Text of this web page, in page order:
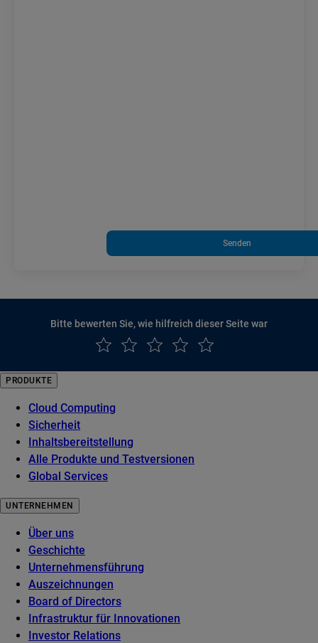
Senden
Bitte bewerten Sie, wie hilfreich dieser Seite war
PRODUKTE
Cloud Computing
Sicherheit
Inhaltsbereitstellung
Alle Produkte und Testversionen
Global Services
UNTERNEHMEN
Über uns
Geschichte
Unternehmensführung
Auszeichnungen
Board of Directors
Infrastruktur für Innovationen
Investor Relations